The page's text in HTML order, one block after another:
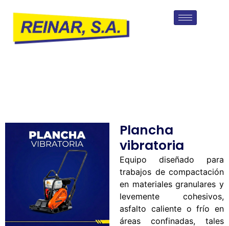
Plancha
vibratoria
Equipo diseñado para
trabajos de compactación
en materiales granulares y
levemente cohesivos,
asfalto caliente o frío en
áreas confinadas, tales